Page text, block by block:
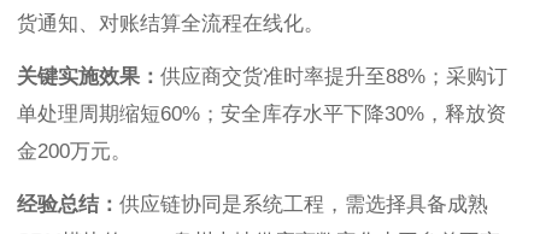
货通知、对账结算全流程在线化。
关键实施效果： 供应商交货准时率提升至88%；采购订
单处理周期缩短60%；安全库存水平下降30%，释放资
金200万元。
经验总结： 供应链协同是系统工程，需选择具备成熟